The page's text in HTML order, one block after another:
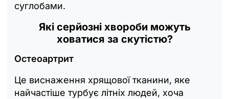
суглобами.
Які серйозні хвороби можуть
ховатися за скутістю?
Остеоартрит
Це виснаження хрящової тканини, яке
найчастіше турбує літніх людей, хоча